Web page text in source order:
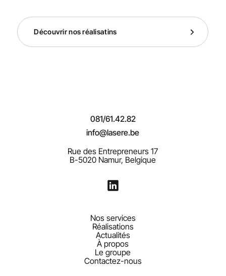
Découvrir nos réalisatins
081/61.42.82
info@lasere.be
Rue des Entrepreneurs 17
B-5020 Namur, Belgique
Nos services
Réalisations
Actualités
À propos
Le groupe
Contactez-nous